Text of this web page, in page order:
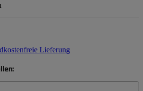
Lieferung